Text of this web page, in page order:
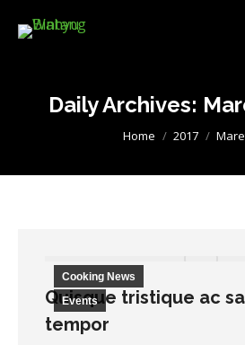
Daily Archives:
You are here:
Home 2017
Cooking News
Events
Quisque tristique ac
tempor